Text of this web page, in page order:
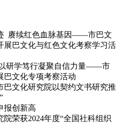
赓续红色血脉基因——市巴文
展巴文化与红色文化考察学习活
研学笃行凝聚自信力量——市
巴文化专项考察活动
巴文化研究院以契约文书研究推
报创新高
院荣获2024年度“全国社科组织